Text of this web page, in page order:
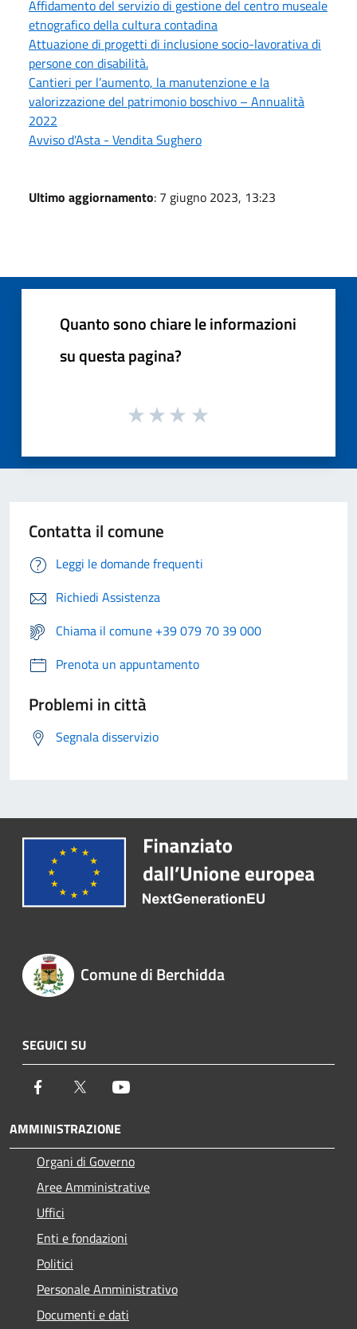
Affidamento del servizio di gestione del centro museale
etnografico della cultura contadina
Attuazione di progetti di inclusione socio-lavorativa di
persone con disabilità.
Cantieri per l’aumento, la manutenzione e la
valorizzazione del patrimonio boschivo – Annualità
2022
Avviso d'Asta - Vendita Sughero
Ultimo aggiornamento: 7 giugno 2023, 13:23
Quanto sono chiare le informazioni
su questa pagina?
Contatta il comune
Leggi le domande frequenti
Richiedi Assistenza
Chiama il comune +39 079 70 39 000
Prenota un appuntamento
Problemi in città
Segnala disservizio
Comune di Berchidda
SEGUICI SU
Facebook Twitter
AMMINISTRAZIONE
Organi di Governo
Aree Amministrative
Uffici
Enti e fondazioni
Politici
Personale Amministrativo
Documenti e dati